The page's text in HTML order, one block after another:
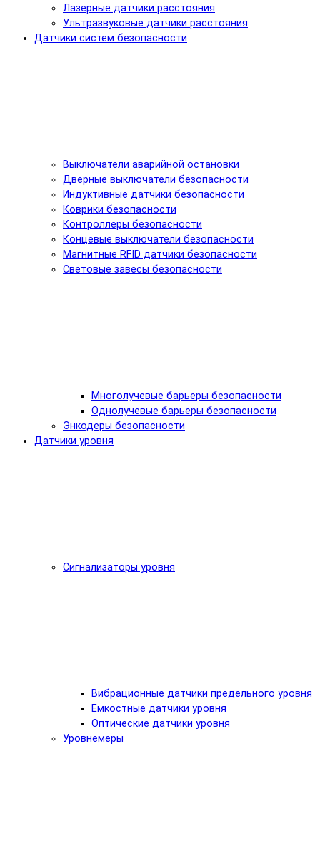
Лазерные датчики расстояния
Ультразвуковые датчики расстояния
Датчики систем безопасности
Выключатели аварийной остановки
Дверные выключатели безопасности
Индуктивные датчики безопасности
Коврики безопасности
Контроллеры безопасности
Концевые выключатели безопасности
Магнитные RFID датчики безопасности
Световые завесы безопасности
Многолучевые барьеры безопасности
Однолучевые барьеры безопасности
Энкодеры безопасности
Датчики уровня
Сигнализаторы уровня
Вибрационные датчики предельного уровня
Емкостные датчики уровня
Оптические датчики уровня
Уровнемеры